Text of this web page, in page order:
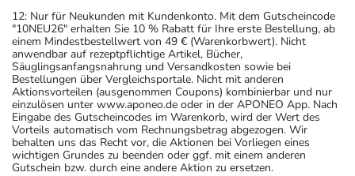
12: Nur für Neukunden mit Kundenkonto. Mit dem Gutscheincode
"10NEU26" erhalten Sie 10 % Rabatt für Ihre erste Bestellung, ab
einem Mindestbestellwert von 49 € (Warenkorbwert). Nicht
anwendbar auf rezeptpflichtige Artikel, Bücher,
Säuglingsanfangsnahrung und Versandkosten sowie bei
Bestellungen über Vergleichsportale. Nicht mit anderen
Aktionsvorteilen (ausgenommen Coupons) kombinierbar und nur
einzulösen unter www.aponeo.de oder in der APONEO App. Nach
Eingabe des Gutscheincodes im Warenkorb, wird der Wert des
Vorteils automatisch vom Rechnungsbetrag abgezogen. Wir
behalten uns das Recht vor, die Aktionen bei Vorliegen eines
wichtigen Grundes zu beenden oder ggf. mit einem anderen
Gutschein bzw. durch eine andere Aktion zu ersetzen.